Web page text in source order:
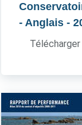
- Anglais -